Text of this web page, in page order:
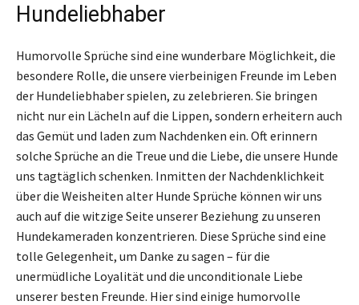
Hundeliebhaber
Humorvolle Sprüche sind eine wunderbare Möglichkeit, die
besondere Rolle, die unsere vierbeinigen Freunde im Leben
der Hundeliebhaber spielen, zu zelebrieren. Sie bringen
nicht nur ein Lächeln auf die Lippen, sondern erheitern auch
das Gemüt und laden zum Nachdenken ein. Oft erinnern
solche Sprüche an die Treue und die Liebe, die unsere Hunde
uns tagtäglich schenken. Inmitten der Nachdenklichkeit
über die Weisheiten alter Hunde Sprüche können wir uns
auch auf die witzige Seite unserer Beziehung zu unseren
Hundekameraden konzentrieren. Diese Sprüche sind eine
tolle Gelegenheit, um Danke zu sagen – für die
unermüdliche Loyalität und die unconditionale Liebe
unserer besten Freunde. Hier sind einige humorvolle